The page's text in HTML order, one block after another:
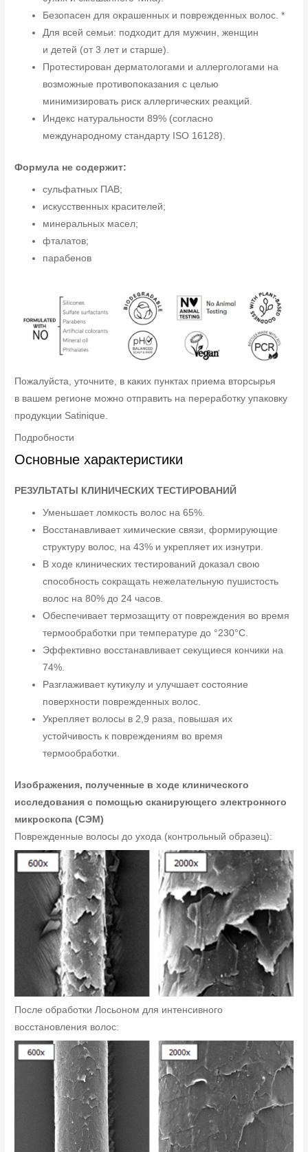
Безопасен для окрашенных и поврежденных волос. *
Для всей семьи: подходит для мужчин, женщин
и детей (от 3 лет и старше).
Протестирован дерматологами и аллергологами на
возможные противопоказания с целью
минимизировать риск аллергических реакций.
Индекс натуральности 89% (согласно
международному стандарту ISO 16128).
Формула не содержит:
сульфатных ПАВ;
искусственных красителей;
минеральных масел;
фталатов;
парабенов
Пожалуйста, уточните, в каких пунктах приема вторсырья
в вашем регионе можно отправить на переработку упаковку
продукции Satinique.
Подробности
Основные характеристики
РЕЗУЛЬТАТЫ КЛИНИЧЕСКИХ ТЕСТИРОВАНИЙ
Уменьшает ломкость волос на 65%.
Восстанавливает химические связи, формирующие
структуру волос, на 43% и укрепляет их изнутри.
В ходе клинических тестирований доказал свою
способность сокращать нежелательную пушистость
волос на 80% до 24 часов.
Обеспечивает термозащиту от повреждения во время
термообработки при температуре до °230°C.
Эффективно восстанавливает секущиеся кончики на
74%.
Разглаживает кутикулу и улучшает состояние
поверхности поврежденных волос.
Укрепляет волосы в 2,9 раза, повышая их
устойчивость к повреждениям во время
термообработки.
Изображения, полученные в ходе клинического
исследования с помощью сканирующего электронного
микроскопа (СЭМ)
Поврежденные волосы до ухода (контрольный образец):
После обработки Лосьоном для интенсивного
восстановления волос: